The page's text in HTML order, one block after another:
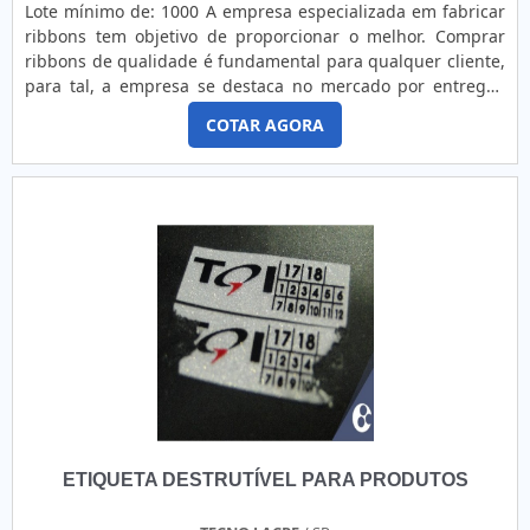
Lote mínimo de: 1000 A empresa especializada em fabricar
ribbons tem objetivo de proporcionar o melhor. Comprar
ribbons de qualidade é fundamental para qualquer cliente,
para tal, a empresa se destaca no mercado por entregar,
além de produtos de alta qualidade, atendimento
diferenciado conforme a necessidade do cliente. Graças à
vasta experiência de mercado, a empresa costuma atender
nichos específicos, como: Setor de cosméticos; Indústrias de
COTAR AGORA
ETIQUETA DESTRUTÍVEL PARA PRODUTOS